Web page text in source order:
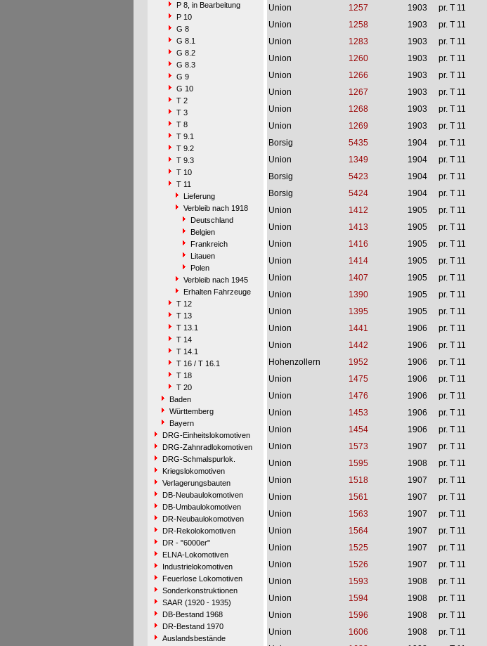
P 8, in Bearbeitung
P 10
G 8
G 8.1
G 8.2
G 8.3
G 9
G 10
T 2
T 3
T 8
T 9.1
T 9.2
T 9.3
T 10
T 11
Lieferung
Verbleib nach 1918
Deutschland
Belgien
Frankreich
Litauen
Polen
Verbleib nach 1945
Erhalten Fahrzeuge
T 12
T 13
T 13.1
T 14
T 14.1
T 16 / T 16.1
T 18
T 20
Baden
Württemberg
Bayern
DRG-Einheitslokomotiven
DRG-Zahnradlokomotiven
DRG-Schmalspurlok.
Kriegslokomotiven
Verlagerungsbauten
DB-Neubaulokomotiven
DB-Umbaulokomotiven
DR-Neubaulokomotiven
DR-Rekolokomotiven
DR - "6000er"
ELNA-Lokomotiven
Industrielokomotiven
Feuerlose Lokomotiven
Sonderkonstruktionen
SAAR (1920 - 1935)
DB-Bestand 1968
DR-Bestand 1970
Auslandsbestände
Union
1257 1903 pr. T 11
Union
1258 1903 pr. T 11
Union
1283 1903 pr. T 11
Union
1260 1903 pr. T 11
Union
1266 1903 pr. T 11
Union
1267 1903 pr. T 11
Union
1268 1903 pr. T 11
Union
1269 1903 pr. T 11
Borsig
5435 1904 pr. T 11
Union
1349 1904 pr. T 11
Borsig
5423 1904 pr. T 11
Borsig
5424 1904 pr. T 11
Union
1412 1905 pr. T 11
Union
1413 1905 pr. T 11
Union
1416 1905 pr. T 11
Union
1414 1905 pr. T 11
Union
1407 1905 pr. T 11
Union
1390 1905 pr. T 11
Union
1395 1905 pr. T 11
Union
1441 1906 pr. T 11
Union
1442 1906 pr. T 11
Hohenzollern
1952 1906 pr. T 11
Union
1475 1906 pr. T 11
Union
1476 1906 pr. T 11
Union
1453 1906 pr. T 11
Union
1454 1906 pr. T 11
Union
1573 1907 pr. T 11
Union
1595 1908 pr. T 11
Union
1518 1907 pr. T 11
Union
1561 1907 pr. T 11
Union
1563 1907 pr. T 11
Union
1564 1907 pr. T 11
Union
1525 1907 pr. T 11
Union
1526 1907 pr. T 11
Union
1593 1908 pr. T 11
Union
1594 1908 pr. T 11
Union
1596 1908 pr. T 11
Union
1606 1908 pr. T 11